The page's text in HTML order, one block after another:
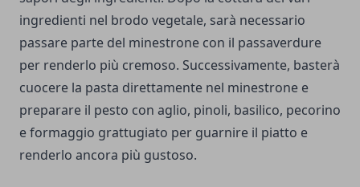
ingredienti nel brodo vegetale, sarà necessario
passare parte del minestrone con il passaverdure
per renderlo più cremoso. Successivamente, basterà
cuocere la pasta direttamente nel minestrone e
preparare il pesto con aglio, pinoli, basilico, pecorino
e formaggio grattugiato per guarnire il piatto e
renderlo ancora più gustoso.